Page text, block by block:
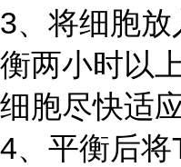
3、将细胞
衡两小时以
细胞尽快适
4、平衡后